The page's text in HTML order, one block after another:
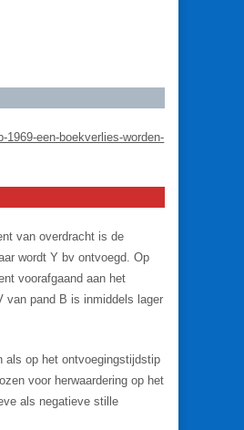
een-boekverlies-worden-
van overdracht is de
wordt Y bv ontvoegd. Op
voorafgaand aan het
van pand B is inmiddels lager
als op het ontvoegingstijdstip
voor herwaardering op het
als negatieve stille